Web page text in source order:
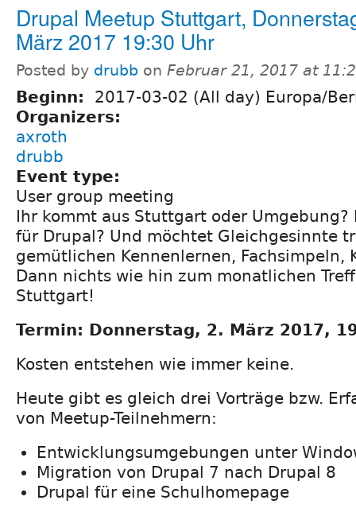
Drupal Meetup Stuttgart,
März 2017 19:30 Uhr
Posted by drubb on Februar 21, 2017 at
Beginn:
2017-03-02 (All day) Europa/
Organizers:
axroth
drubb
Event type:
User group meeting
Ihr kommt aus Stuttgart oder Umgebung?
für Drupal? Und möchtet Gleichgesinnte
gemütlichen Kennenlernen, Fachsimpeln,
Dann nichts wie hin zum monatlichen
Stuttgart!
Termin: Donnerstag, 2. März 2017,
Kosten entstehen wie immer keine.
Heute gibt es gleich drei Vorträge bzw.
von Meetup-Teilnehmern:
Entwicklungsumgebungen unter
Migration von Drupal 7 nach Drupal 8
Drupal für eine Schulhomepage